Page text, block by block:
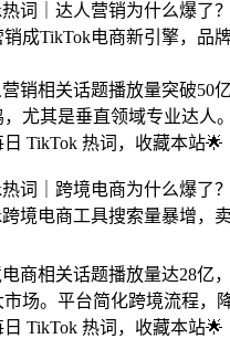
词｜达人营销为什么爆了？
成TikTok电商新引擎，品
销相关话题播放量突破50
，尤其是垂直领域专业达人
TikTok 热词，收藏本站🌟
词｜跨境电商为什么爆了？
境电商工具搜索量暴增，
商相关话题播放量达28亿
场。平台简化跨境流程，
TikTok 热词，收藏本站🌟